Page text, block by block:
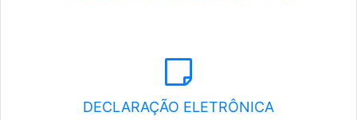
DECLARAÇÃO ELETRÔNICA